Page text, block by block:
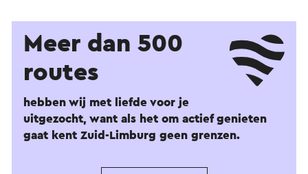
Meer dan 500
routes
hebben wij met liefde voor je
uitgezocht, want als het om actief genieten
gaat kent Zuid-Limburg geen grenzen.